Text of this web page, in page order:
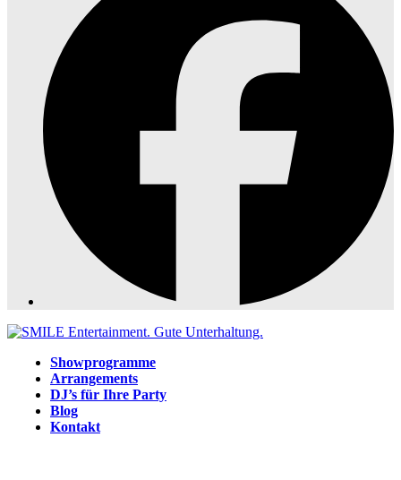
Showprogramme
Arrangements
DJ’s für Ihre Party
Blog
Kontakt